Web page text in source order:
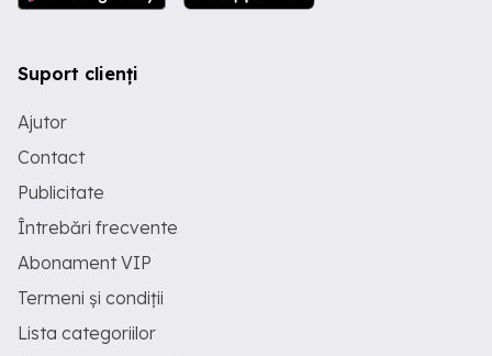
Suport clienți
Ajutor
Contact
Publicitate
Întrebări frecvente
Abonament VIP
Termeni și condiții
Lista categoriilor